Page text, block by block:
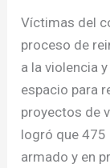
Víctimas del
proceso de
a la violencia
espacio para
proyectos de
logró que
armado y en